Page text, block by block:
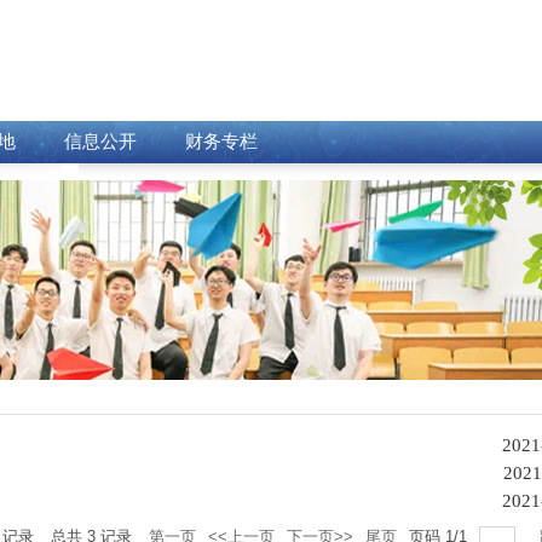
信息公开 财务专栏
录 总共 3 记录 第一页 <<上一页 下一页>> 尾页 页码 1/1